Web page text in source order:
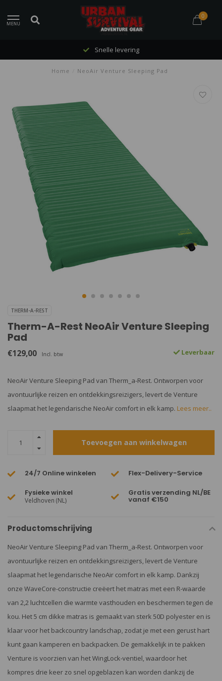
MENU
0
Snelle levering
Home NeoAir Venture Sleeping Pad
THERM-A-REST
Therm-A-Rest NeoAir Venture Sleeping
Pad
€129,00 Incl. btw Leverbaar
NeoAir Venture Sleeping Pad van Therm_a-Rest. Ontworpen voor
avontuurlijke reizen en ontdekkingsreizigers, levert de Venture
slaapmat het legendarische NeoAir comfort in elk kamp. Lees meer..
Toevoegen aan winkelwagen
24/7 Online winkelen Flex-Delivery-Service
Fysieke winkel
Veldhoven (NL)
Gratis verzending NL/BE
vanaf €150
Productomschrijving
NeoAir Venture Sleeping Pad van Therm_a-Rest. Ontworpen voor
avontuurlijke reizen en ontdekkingsreizigers, levert de Venture
slaapmat het legendarische NeoAir comfort in elk kamp. Dankzij
onze WaveCore-constructie creëert het matras met een R-waarde
van 2,2 luchtcellen die warmte vasthouden en beschermen tegen de
kou. Het 5 cm dikke matras is gemaakt van sterk 50D polyester en is
klaar voor het backcountry landschap, zodat je met een gerust hart
kunt gaan kamperen en backpacken. De gemakkelijk in te pakken
Venture is voorzien van het WingLock-ventiel, waardoor het
kompres drie keer zo snel opgeblazen kan worden dankzij de